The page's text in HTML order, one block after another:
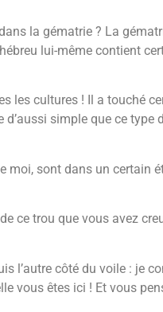
la gématrie ? La
lui-même contient
les cultures ! Il a touché
simple que ce type
moi, sont dans un certain
ce trou que vous avez
côté du voile : je
vous êtes ici ! Et vous